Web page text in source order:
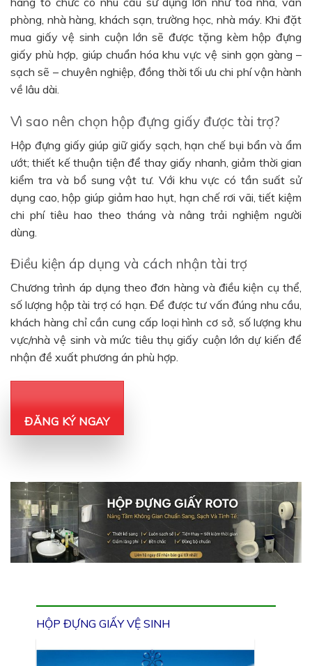
phòng, nhà hàng, khách sạn, trường học, nhà máy. Khi đặt
mua giấy vệ sinh cuộn lớn sẽ được tặng kèm hộp đựng
giấy phù hợp, giúp chuẩn hóa khu vực vệ sinh gọn gàng –
sạch sẽ – chuyên nghiệp, đồng thời tối ưu chi phí vận hành
về lâu dài.
Vì sao nên chọn hộp đựng giấy được tài trợ?
Hộp đựng giấy giúp giữ giấy sạch, hạn chế bụi bẩn và ẩm
ướt; thiết kế thuận tiện để thay giấy nhanh, giảm thời gian
kiểm tra và bổ sung vật tư. Với khu vực có tần suất sử
dụng cao, hộp giúp giảm hao hụt, hạn chế rơi vãi, tiết kiệm
chi phí tiêu hao theo tháng và nâng trải nghiệm người
dùng.
Điều kiện áp dụng và cách nhận tài trợ
Chương trình áp dụng theo đơn hàng và điều kiện cụ thể,
số lượng hộp tài trợ có hạn. Để được tư vấn đúng nhu cầu,
khách hàng chỉ cần cung cấp loại hình cơ sở, số lượng khu
vực/nhà vệ sinh và mức tiêu thụ giấy cuộn lớn dự kiến để
nhận đề xuất phương án phù hợp.
ĐĂNG KÝ NGAY
HỘP ĐỰNG GIẤY VỆ SINH